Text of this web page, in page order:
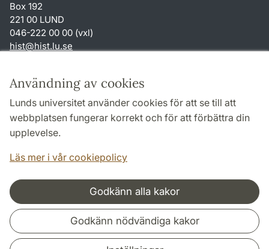
Användning av cookies
Lunds universitet använder cookies för att se till att
webbplatsen fungerar korrekt och för att förbättra din
upplevelse.
Läs mer i vår cookiepolicy
Godkänn alla kakor
Godkänn nödvändiga kakor
Box 192
221 00 LUND
046-222 00 00 (vxl)
hist@hist.lu.se
Genvägar
Om webbplatsen och cookies
Behandling av personuppgifter
Tillgänglighetsredogörelse
Samarbeten och nätverk